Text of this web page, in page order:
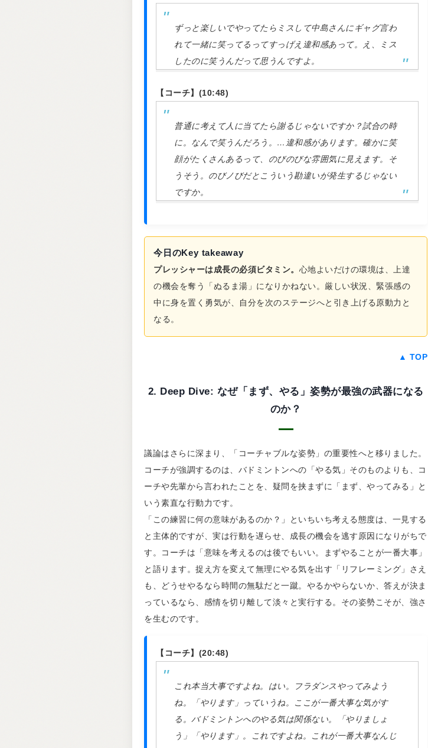
ずっと楽しいでやってたらミスして中島さんにギャグ言わ
れて一緒に笑ってるってすっげえ違和感あって。え、ミス
したのに笑うんだって思うんですよ。
【コーチ】(10:48)
普通に考えて人に当てたら謝るじゃないですか？試合の時
に。なんで笑うんだろう。…違和感があります。確かに笑
顔がたくさんあるって、のびのびな雰囲気に見えます。そ
うそう。のびノびだとこういう勘違いが発生するじゃない
ですか。
今日のKey takeaway
プレッシャーは成長の必須ビタミン。 心地よいだけの環境は、上達
の機会を奪う「ぬるま湯」になりかねない。厳しい状況、緊張感の
中に身を置く勇気が、自分を次のステージへと引き上げる原動力と
なる。
▲ TOP
2. Deep Dive: なぜ「まず、やる」姿勢が最強の武器になる
のか？
議論はさらに深まり、「コーチャブルな姿勢」の重要性へと移りました。
コーチが強調するのは、バドミントンへの「やる気」そのものよりも、コ
ーチや先輩から言われたことを、疑問を挟まずに「まず、やってみる」と
いう素直な行動力です。
「この練習に何の意味があるのか？」といちいち考える態度は、一見する
と主体的ですが、実は行動を遅らせ、成長の機会を逃す原因になりがちで
す。コーチは「意味を考えるのは後でもいい。まずやることが一番大事」
と語ります。捉え方を変えて無理にやる気を出す「リフレーミング」さえ
も、どうせやるなら時間の無駄だと一蹴。やるかやらないか、答えが決ま
っているなら、感情を切り離して淡々と実行する。その姿勢こそが、強さ
を生むのです。
【コーチ】(20:48)
これ本当大事ですよね。はい。フラダンスやってみよう
ね。「やります」っていうね。ここが一番大事な気がす
る。バドミントンへのやる気は関係ない。「やりましょ
う」「やります」。これですよね。これが一番大事なんじ